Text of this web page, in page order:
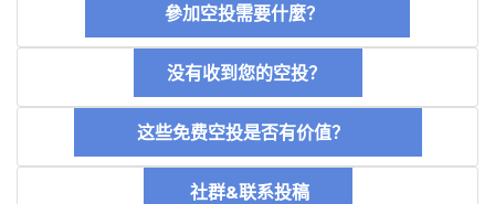
參加空投需要什麼？
没有收到您的空投？
这些免费空投是否有价值？
社群&联系投稿